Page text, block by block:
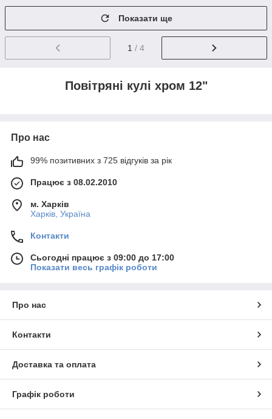
Показати ще
1 / 4
Повітряні кулі хром 12"
Про нас
99% позитивних з 725 відгуків за рік
Працює з 08.02.2010
м. Харків
Харків, Україна
Контакти
Сьогодні працює з 09:00 до 17:00
Показати весь графік роботи
Про нас
Контакти
Доставка та оплата
Графік роботи